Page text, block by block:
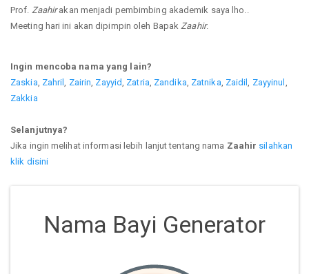
Prof. Zaahirakan menjadi pembimbing akademik saya lho..
Meeting hari ini akan dipimpin oleh Bapak Zaahir.
Ingin mencoba nama yang lain?
Zaskia Zahril Zairin Zayyid Zatria Zandika Zatnika Zaidil Zayyinul
Zakkia
Selanjutnya?
Jika ingin melihat informasi lebih lanjut tentang nama Zaahir silahkan
klik disini
Nama Bayi Generator